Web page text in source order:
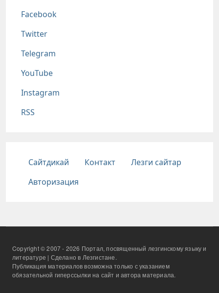
Соц сети
Facebook
Twitter
Telegram
YouTube
Instagram
RSS
Подвал
Сайтдикай Контакт
Лезги сайтар
Авторизация
Copyright © 2007 - 2026 Портал, посвященный лезгинскому языку и
литературе | Сделано в Лезгистане.
Публикация материалов возможна только с указанием
обязательной гиперссылки на сайт и автора материала.